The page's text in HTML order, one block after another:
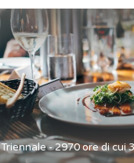
Triennale - 2970 ore di cui